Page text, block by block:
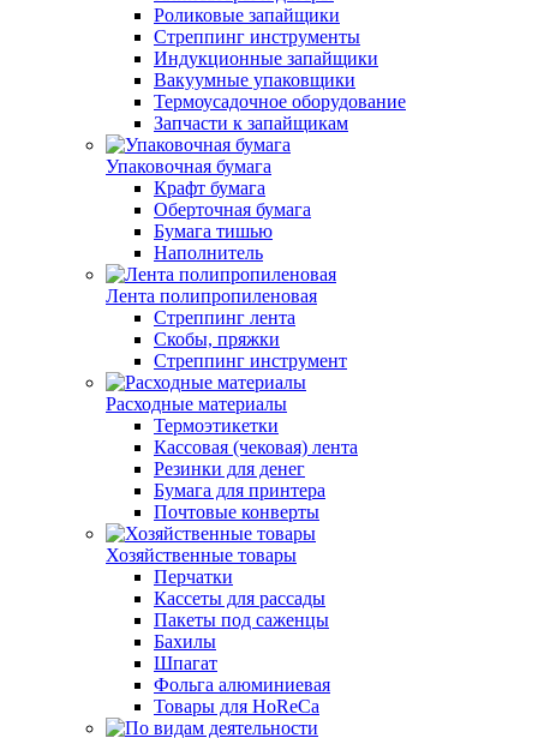
Роликовые запайщики
Стреппинг инструменты
Индукционные запайщики
Вакуумные упаковщики
Термоусадочное оборудование
Запчасти к запайщикам
Упаковочная бумага
Крафт бумага
Оберточная бумага
Бумага тишью
Наполнитель
Лента полипропиленовая
Стреппинг лента
Скобы, пряжки
Стреппинг инструмент
Расходные материалы
Термоэтикетки
Кассовая (чековая) лента
Резинки для денег
Бумага для принтера
Почтовые конверты
Хозяйственные товары
Перчатки
Кассеты для рассады
Пакеты под саженцы
Бахилы
Шпагат
Фольга алюминиевая
Товары для HoReCa